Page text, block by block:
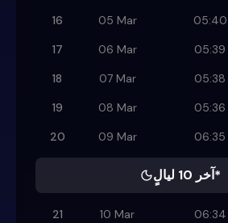
16
05 Mar 05:40
17
06 Mar 05:39
18
07 Mar 05:38
19
08 Mar 05:36
20
09 Mar 06:35
آخر 10 ليالٍ*
21 10 Mar 06:34